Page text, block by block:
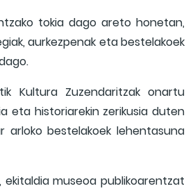
tokia dago areto honetan,
aurkezpenak eta bestelakoek
Kultura Zuzendaritzak onartu
eta historiarekin zerikusia duten
arloko bestelakoek lehentasuna
ekitaldia museoa publikoarentzat